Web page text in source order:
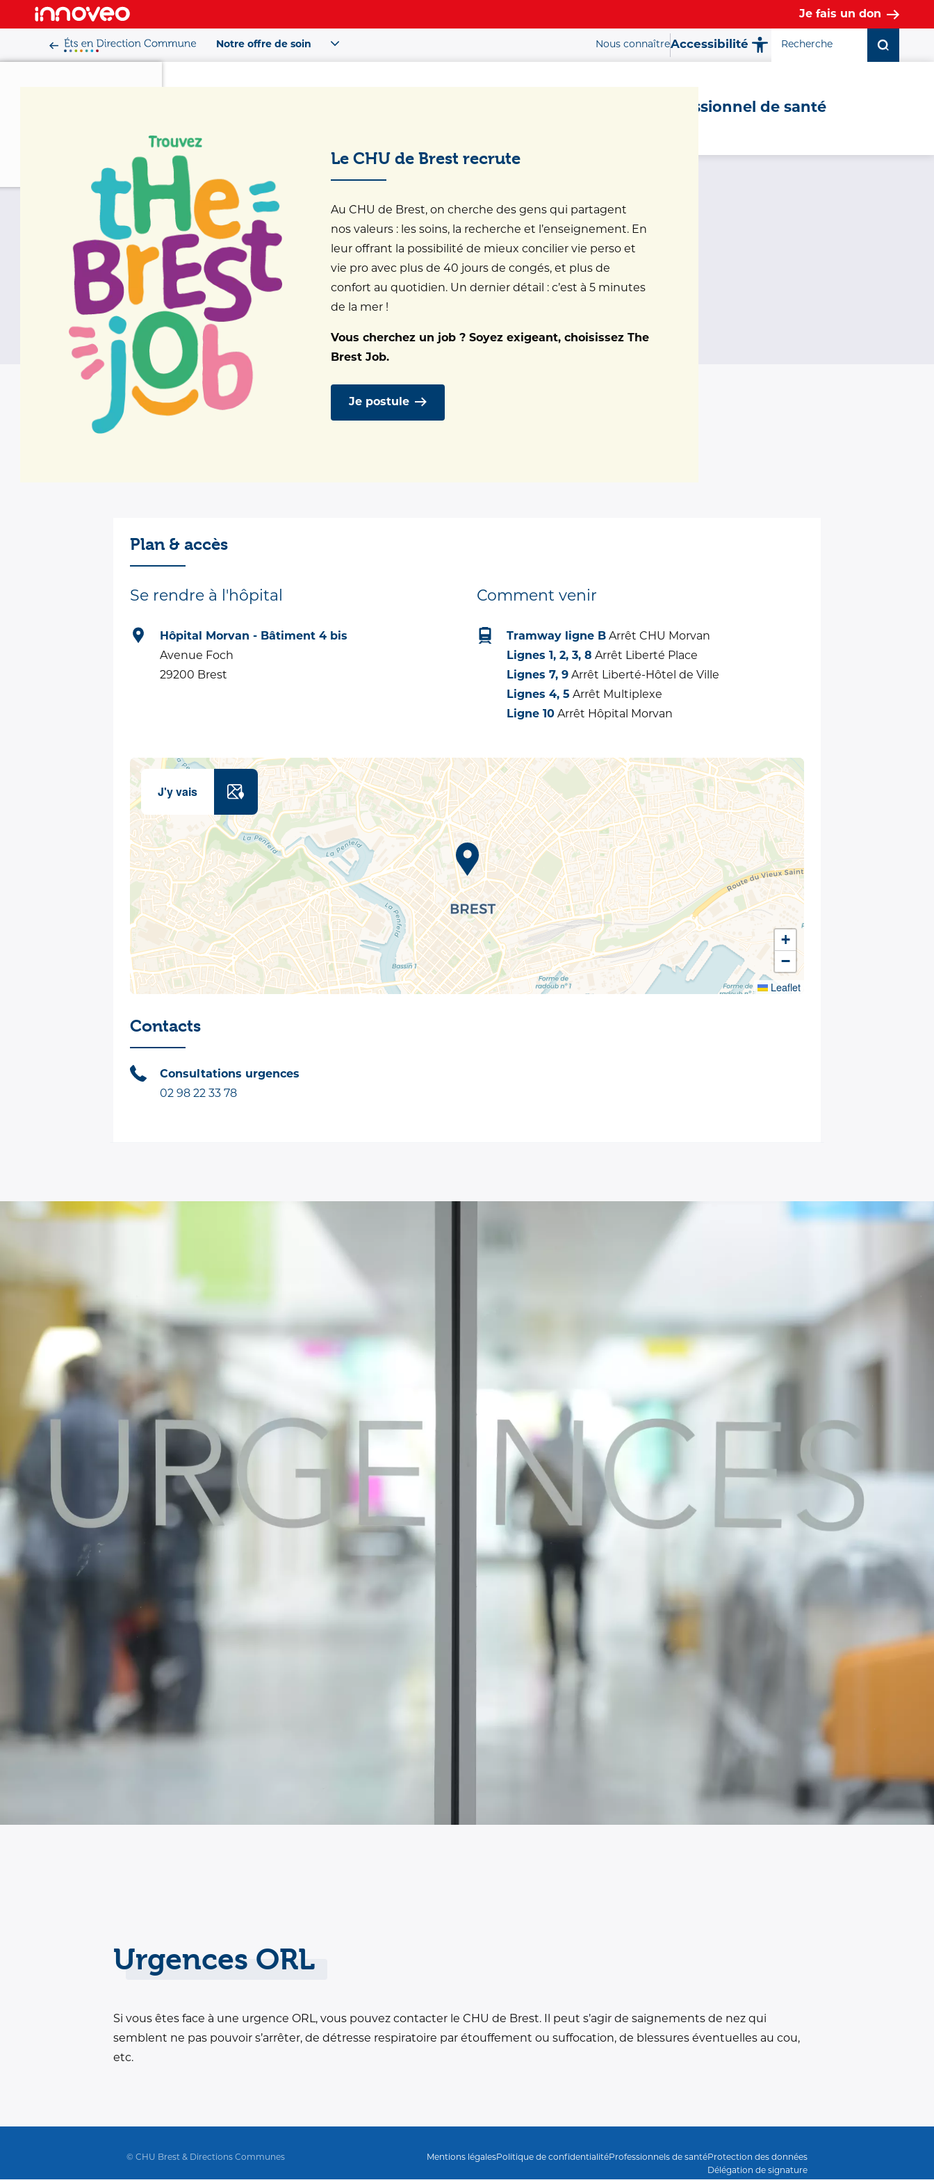
au
Le CHU de Brest recrute
Au CHU de Brest, on cherche des gens qui partagent
nos valeurs : les soins, la recherche et l’enseignement. En
leur offrant la possibilité de mieux concilier vie perso et
vie pro avec plus de 40 jours de congés, et plus de
confort au quotidien. Un dernier détail : c’est à 5 minutes
de la mer !
Vous cherchez un job ? Soyez exigeant, choisissez The
Brest Job.
Je postule
Je fais un don
Notre offre de soin Nous connaîtreAccessibilité
Professionnel de santé
Accueil > Offre de soin > Urgences ORL
Urgences ORL
Pour toute urgence vitale, contactez le 15.
Informations pratiques
Plan & accès
Se rendre à l'hôpital
Hôpital Morvan - Bâtiment 4 bis
Avenue Foch
29200 Brest
Comment venir
Tramway ligne B Arrêt CHU Morvan
Lignes 1, 2, 3, 8 Arrêt Liberté Place
Lignes 7, 9 Arrêt Liberté-Hôtel de Ville
Lignes 4, 5 Arrêt Multiplexe
Ligne 10 Arrêt Hôpital Morvan
J'y vais
+
−
Leaflet
Contacts
Consultations urgences
02 98 22 33 78
Urgences ORL
Si vous êtes face à une urgence ORL, vous pouvez contacter le CHU de Brest. Il peut s’agir de saignements de nez qui
semblent ne pas pouvoir s’arrêter, de détresse respiratoire par étouffement ou suffocation, de blessures éventuelles au cou,
etc.
© CHU Brest & Directions Communes Mentions légalesPolitique de confidentialitéProfessionnels de santéProtection des données
Délégation de signature